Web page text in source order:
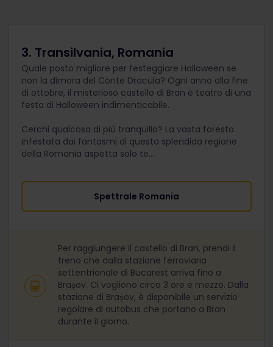
3. Transilvania, Romania
Quale posto migliore per festeggiare Halloween se
non la dimora del Conte Dracula? Ogni anno alla fine
di ottobre, il misterioso castello di Bran è teatro di una
festa di Halloween indimenticabile.
Cerchi qualcosa di più tranquillo? La vasta foresta
infestata dai fantasmi di questa splendida regione
della Romania aspetta solo te...
Spettrale Romania
Per raggiungere il castello di Bran, prendi il
treno che dalla stazione ferroviaria
settentrionale di Bucarest arriva fino a
Brașov. Ci vogliono circa 3 ore e mezzo. Dalla
stazione di Brașov, è disponibile un servizio
regolare di autobus che portano a Bran
durante il giorno.